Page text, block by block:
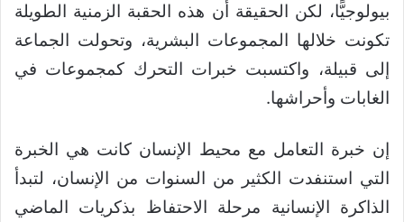
بيولوجيًّا، لكن الحقيقة أن هذه الحقبة الزمنية الطويلة
تكونت خلالها المجموعات البشرية، وتحولت الجماعة
إلى قبيلة، واكتسبت خبرات التحرك كمجموعات في
الغابات وأحراشها.
إن خبرة التعامل مع محيط الإنسان كانت هي الخبرة
التي استنفدت الكثير من السنوات من الإنسان، لتبدأ
الذاكرة الإنسانية مرحلة الاحتفاظ بذكريات الماضي